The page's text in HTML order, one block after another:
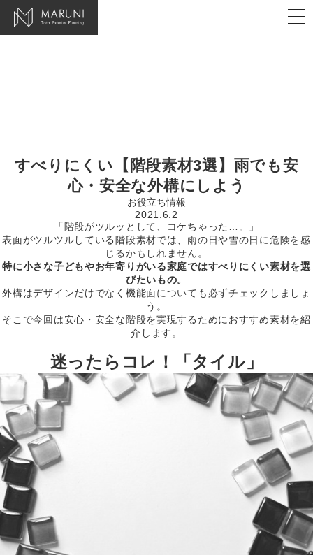
すべりにくい【階段素材3選】雨でも安
心・安全な外構にしよう
お役立ち情報
2021.6.2
「階段がツルッとして、コケちゃった…。」
表面がツルツルしている階段素材では、雨の日や雪の日に危険を感
じるかもしれません。
特に小さな子どもやお年寄りがいる家庭ではすべりにくい素材を選
びたいもの。
外構はデザインだけでなく機能面についても必ずチェックしましょ
う。
そこで今回は安心・安全な階段を実現するためにおすすめ素材を紹
介します。
迷ったらコレ！「タイル」
t
i
o